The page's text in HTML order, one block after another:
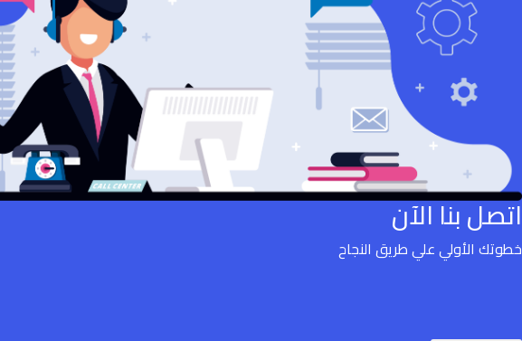
اتصل بنا الآن
خطوتك الأولي علي طريق النجاح